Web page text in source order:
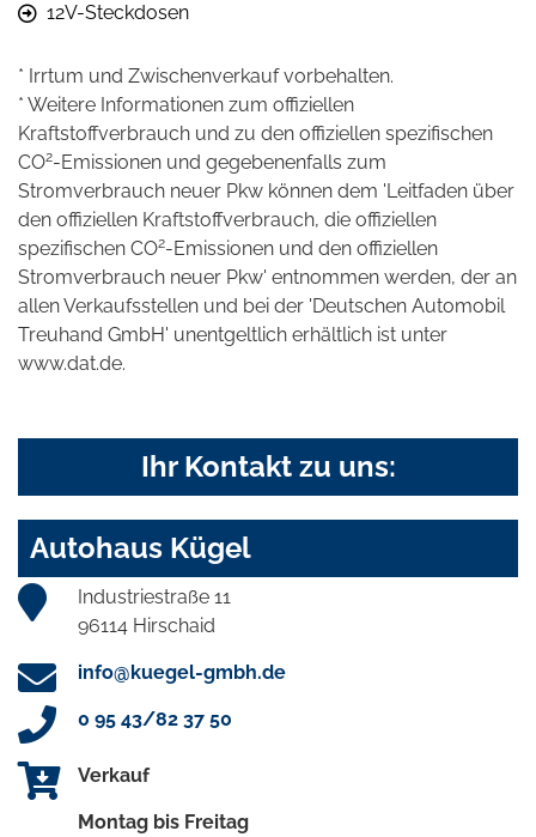
12V-Steckdosen
* Irrtum und Zwischenverkauf vorbehalten.
* Weitere Informationen zum offiziellen
Kraftstoffverbrauch und zu den offiziellen spezifischen
CO2-Emissionen und gegebenenfalls zum
Stromverbrauch neuer Pkw können dem 'Leitfaden über
den offiziellen Kraftstoffverbrauch, die offiziellen
spezifischen CO2-Emissionen und den offiziellen
Stromverbrauch neuer Pkw' entnommen werden, der an
allen Verkaufsstellen und bei der 'Deutschen Automobil
Treuhand GmbH' unentgeltlich erhältlich ist unter
www.dat.de.
Ihr Kontakt zu uns:
Autohaus Kügel
Industriestraße 11
96114 Hirschaid
info@kuegel-gmbh.de
0 95 43/82 37 50
Verkauf
Montag bis Freitag